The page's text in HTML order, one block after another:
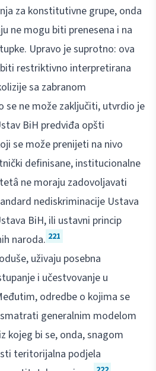
za konstitutivne grupe, onda
ne mogu biti prenesena i na
Upravo je suprotno: ova
restriktivno interpretirana
sa zabranom
se ne može zaključiti, utvrdio je
BiH predviđa opšti
se može prenijeti na nivo
definisane, institucionalne
ne moraju zadovoljavati
nediskriminacije Ustava
BiH, ili ustavni princip
naroda. 221
uživaju posebna
i učestvovanje u
odredbe o kojima se
generalnim modelom
kojeg bi se, onda, snagom
teritorijalna podjela